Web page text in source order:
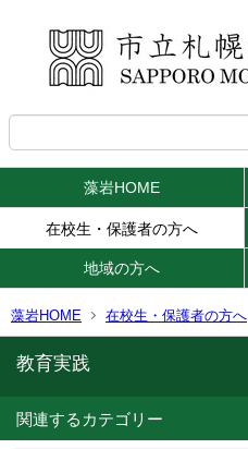
藻岩HOME
在校生・保護者の方へ
地域の方へ
藻岩HOME 在校生・保護者の方へ
教育実践
関連するカテゴリー